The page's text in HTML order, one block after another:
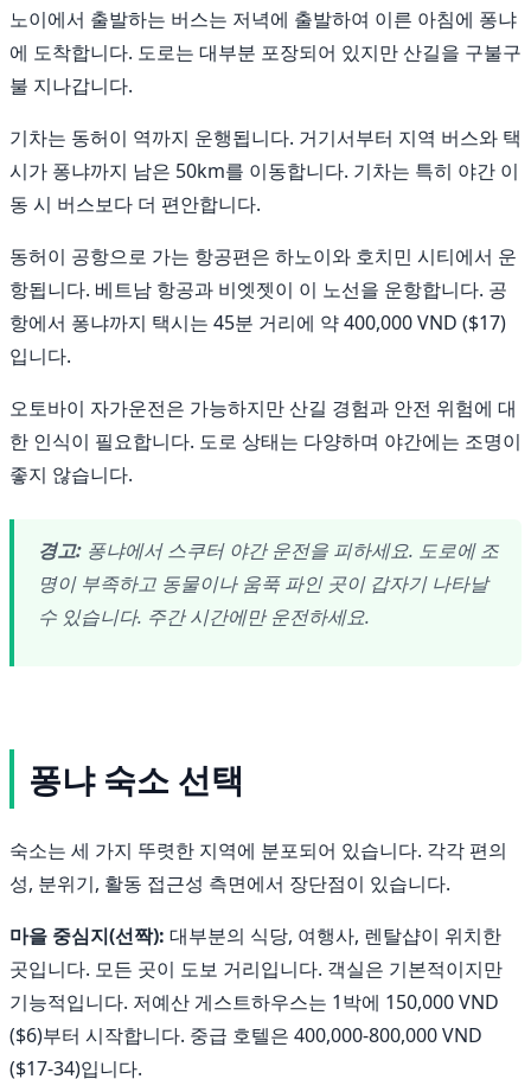
노이에서 출발하는 버스는 저녁에 출발하여 이른 아침에 퐁냐
에 도착합니다. 도로는 대부분 포장되어 있지만 산길을 구불구
불 지나갑니다.
기차는 동허이 역까지 운행됩니다. 거기서부터 지역 버스와 택
시가 퐁냐까지 남은 50km를 이동합니다. 기차는 특히 야간 이
동 시 버스보다 더 편안합니다.
동허이 공항으로 가는 항공편은 하노이와 호치민 시티에서 운
항됩니다. 베트남 항공과 비엣젯이 이 노선을 운항합니다. 공
항에서 퐁냐까지 택시는 45분 거리에 약 400,000 VND ($17)
입니다.
오토바이 자가운전은 가능하지만 산길 경험과 안전 위험에 대
한 인식이 필요합니다. 도로 상태는 다양하며 야간에는 조명이
좋지 않습니다.
경고: 퐁냐에서 스쿠터 야간 운전을 피하세요. 도로에 조
명이 부족하고 동물이나 움푹 파인 곳이 갑자기 나타날
수 있습니다. 주간 시간에만 운전하세요.
퐁냐 숙소 선택
숙소는 세 가지 뚜렷한 지역에 분포되어 있습니다. 각각 편의
성, 분위기, 활동 접근성 측면에서 장단점이 있습니다.
마을 중심지(선짝): 대부분의 식당, 여행사, 렌탈샵이 위치한
곳입니다. 모든 곳이 도보 거리입니다. 객실은 기본적이지만
기능적입니다. 저예산 게스트하우스는 1박에 150,000 VND
($6)부터 시작합니다. 중급 호텔은 400,000-800,000 VND
($17-34)입니다.